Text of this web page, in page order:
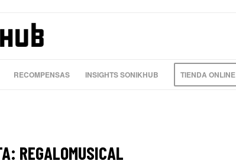
RECOMPENSAS INSIGHTS SONIKHUB TIENDA ONLINE
REGALOMUSICAL